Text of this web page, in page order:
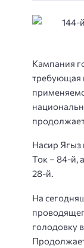
Кампания
требующая
Насир Ягыз
Ток – 84-й,
28-й.
На
голодовку